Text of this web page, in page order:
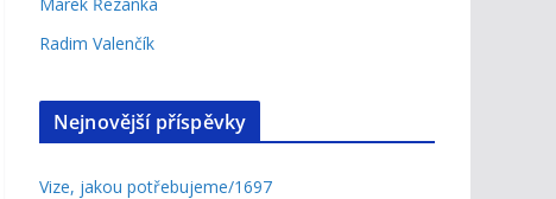
Radim Valenčík
Nejnovější příspěvky
Vize, jakou potřebujeme/1697